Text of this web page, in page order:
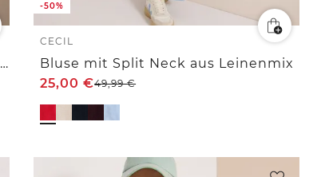
Bluse mit Leo-Muster aus Leinenmix
-50%
CECIL
Bluse mit Split Neck aus Leinenmix
25,00€49,99€